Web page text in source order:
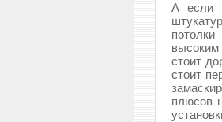
А если
стоит
стоит
плюсов